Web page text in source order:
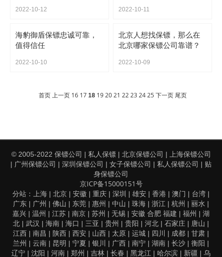
2022-10-12 2022-10-11
海豹御盾保镖忠诚可靠，
值得信任
2022-10-10
北京人想找保镖，那么在
北京哪家保镖公司靠谱？
2022-10-09
首页 上一页 16 17 18 19 20 21 22 23 24 25 下一页 尾页
© 2005-2022 保镖公司 | 私人保镖| 北京保镖公司 | 上海保镖公司
| 广州保镖公司 | 深圳保镖公司 | 女子保镖公司 | 私人保镖公司 | 贴
身保镖公司
京ICP备15000151号
分站： 上海 | 北京 | 安徽 | 重庆 | 深圳 | 雄安 | 香港 | 澳门 | 台湾 |
广东 | 广州 | 佛山 | 东莞 | 惠州 | 中山 | 珠海 | 浙江 | 杭州 | 丽水 |
嘉兴 | 温州 | 江苏 | 南京 | 苏州 | 无锡 | 安徽 合肥 福建 | 福州 | 湖
北 | 武汉 | 海南 | 海口 | 三亚 | 贵州 | 贵阳 | 河北 | 石家庄 | 唐山 |
江西 | 南昌 | 陕西 | 西安 | 山西 | 太原 | 运城 | 四川 | 成都 | 甘肃 |
兰州 | 云南 | 昆明 | 宁夏 | 银川 | 广西 | 南宁 | 湖南 | 长沙 | 衡阳 |
辽宁 | 沈阳 | 河南 | 郑州 | 吉林 | 长春 | 黑龙江 | 哈尔滨 | 新疆 | 乌